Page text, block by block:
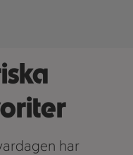
har